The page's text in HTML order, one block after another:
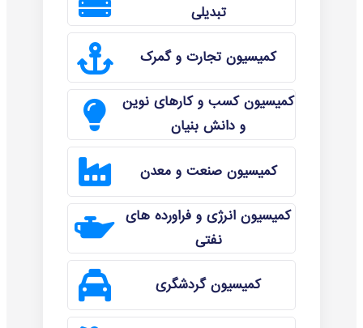
تبدیلی
کمیسیون تجارت و گمرک
کمیسیون کسب و کارهای نوین
و دانش بنیان
کمیسیون صنعت و معدن
کمیسیون انرژی و فراورده های
نفتی
کمیسیون گردشگری